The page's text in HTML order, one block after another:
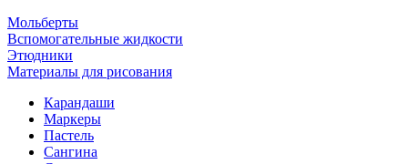
Мольберты
Вспомогательные жидкости
Этюдники
Материалы для рисования
Карандаши
Маркеры
Пастель
Сангина